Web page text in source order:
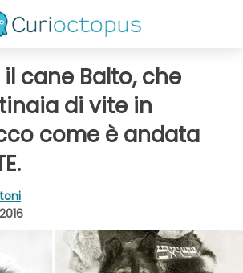
cane Balto, che
di vite in
come è andata